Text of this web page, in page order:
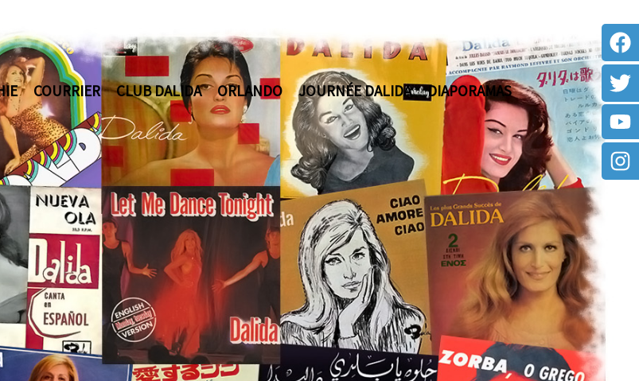
COURRIER CLUB DALIDA ORLANDO JOURNÉE DALIDA DIAPORAMAS